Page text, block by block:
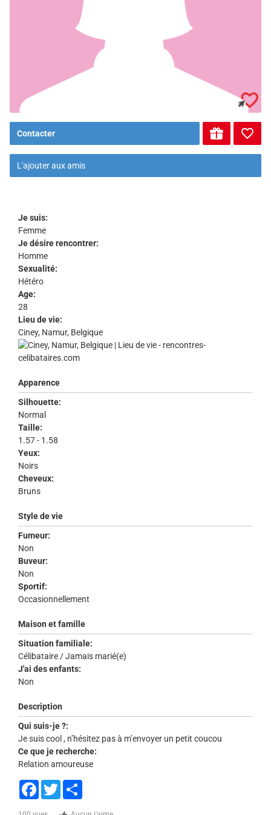
Contacter
L'ajouter aux amis
Je suis:
Femme
Je désire rencontrer:
Homme
Sexualité:
Hétéro
Age:
28
Lieu de vie:
Ciney, Namur, Belgique
Apparence
Silhouette:
Normal
Taille:
1.57 - 1.58
Yeux:
Noirs
Cheveux:
Bruns
Style de vie
Fumeur:
Non
Buveur:
Non
Sportif:
Occasionnellement
Maison et famille
Situation familiale:
Célibataire / Jamais marié(e)
J'ai des enfants:
Non
Description
Qui suis-je ?:
Je suis cool , n’hésitez pas à m’envoyer un petit coucou
Ce que je recherche:
Relation amoureuse
Facebook
Twitter